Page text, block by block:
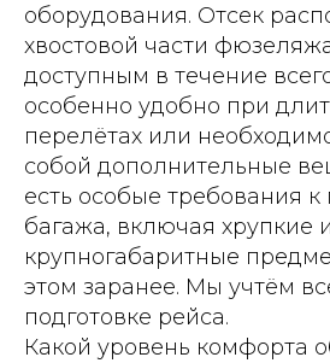
оборудования. Отсек
хвостовой части
доступным в течение
особенно удобно при
перелётах или
собой дополнительные
есть особые требования к
багажа, включая хрупкие
крупногабаритные
этом заранее. Мы учтём
подготовке рейса.
Какой уровень комфорта